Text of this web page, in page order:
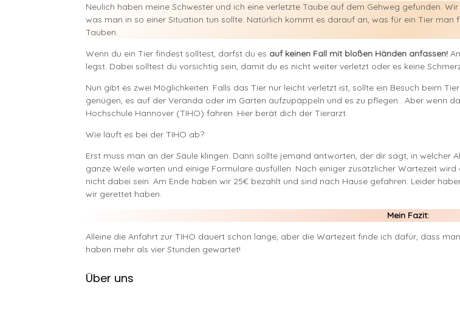
Neulich haben meine Schwester und ich eine verletzte Taube auf dem Gehweg gefunden.
was man in so einer Situation tun sollte. Natürlich kommt es darauf an, was für ein Tier man
Tauben.
Wenn du ein Tier findest solltest, darfst du es auf keinen Fall mit bloßen Händen anfassen!
legst. Dabei solltest du vorsichtig sein, damit du es nicht weiter verletzt oder es keine
Nun gibt es zwei Möglichkeiten: Falls das Tier nur leicht verletzt ist, sollte ein Besuch beim
genügen, es auf der Veranda oder im Garten aufzupäppeln und es zu pflegen . Aber wenn
Hochschule Hannover (TIHO) fahren. Hier berät dich der Tierarzt.
Wie läuft es bei der TIHO ab?
Erst muss man an der Säule klingen. Dann sollte jemand antworten, der dir sagt, in welcher
ganze Weile warten und einige Formulare ausfüllen. Nach einiger zusätzlicher Wartezeit
nicht dabei sein. Am Ende haben wir 25€ bezahlt und sind nach Hause gefahren. Leider
wir gerettet haben.
Mein Fazit:
Alleine die Anfahrt zur TIHO dauert schon lange, aber die Wartezeit finde ich dafür, dass
haben mehr als vier Stunden gewartet!
Über uns